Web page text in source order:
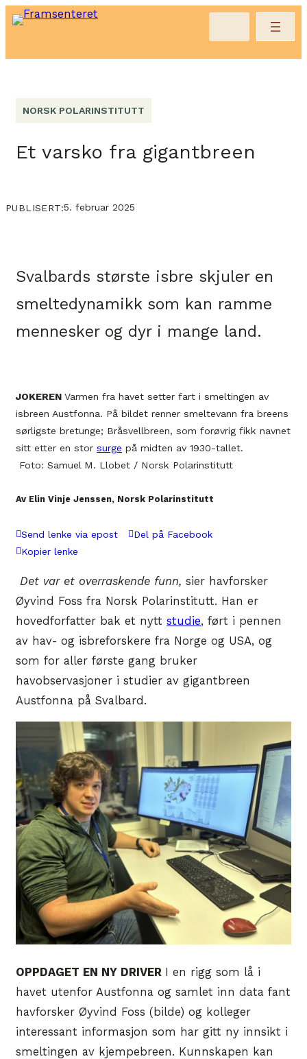
NORSK POLARINSTITUTT
Et varsko fra gigantbreen
PUBLISERT:5. februar 2025
Svalbards største isbre skjuler en
smeltedynamikk som kan ramme
mennesker og dyr i mange land.
JOKEREN Varmen fra havet setter fart i smeltingen av
isbreen Austfonna. På bildet renner smeltevann fra breens
sørligste bretunge; Bråsvellbreen, som forøvrig fikk navnet
sitt etter en stor surge på midten av 1930-tallet.
Foto: Samuel M. Llobet / Norsk Polarinstitutt
Av Elin Vinje Jenssen, Norsk Polarinstitutt
Send lenke via epost
Del på Facebook
Kopier lenke
Det var et overraskende funn, sier havforsker
Øyvind Foss fra Norsk Polarinstitutt. Han er
hovedforfatter bak et nytt studie, ført i pennen
av hav- og isbreforskere fra Norge og USA, og
som for aller første gang bruker
havobservasjoner i studier av gigantbreen
Austfonna på Svalbard.
OPPDAGET EN NY DRIVER I en rigg som lå i
havet utenfor Austfonna og samlet inn data fant
havforsker Øyvind Foss (bilde) og kolleger
interessant informasjon som har gitt ny innsikt i
smeltingen av kjempebreen. Kunnskapen kan